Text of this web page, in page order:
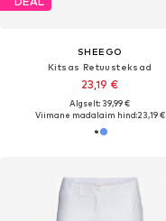
SHEEGO
Kitsas Retuusteksad
23,19 €
Algselt: 39,99 €
Viimane madalaim hind:23,19 €